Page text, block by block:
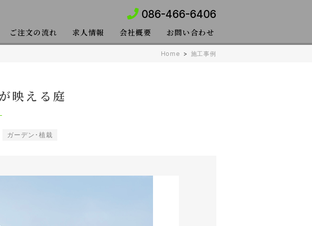
086-466-6406
ご注文の流れ 求人情報 会社概要 お問い合わせ
Home > 施工事例
映える庭
ガーデン･植栽